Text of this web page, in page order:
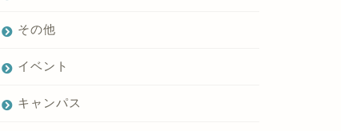
その他
イベント
キャンパス